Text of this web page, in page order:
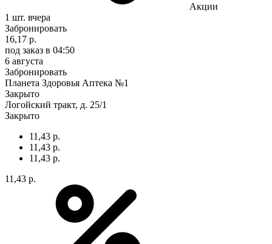
Акции
1 шт. вчера
Забронировать
16,17 р.
под заказ в 04:50
6 августа
Забронировать
Планета Здоровья Аптека №1
Закрыто
Логойский тракт, д. 25/1
Закрыто
11,43 р.
11,43 р.
11,43 р.
11,43 р.